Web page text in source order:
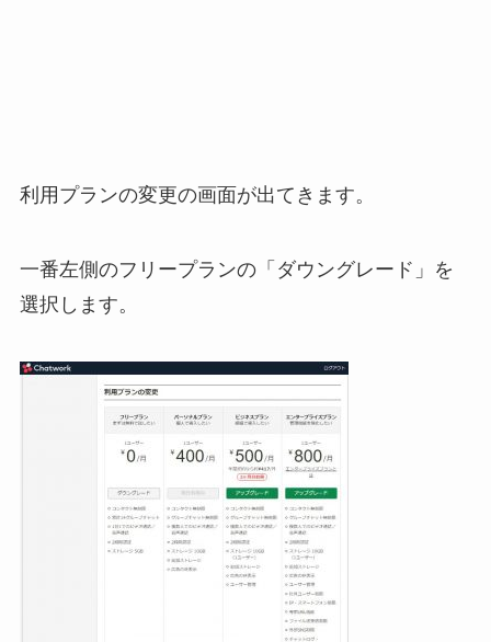
利用プランの変更の画面が出てきます。
一番左側のフリープランの「ダウングレード」を
選択します。